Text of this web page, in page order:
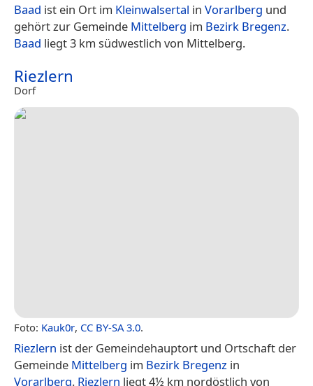
Baad ist ein Ort im Kleinwalsertal in Vorarlberg und
gehört zur Gemeinde Mittelberg im Bezirk Bregenz.
Baad liegt 3 km südwestlich von Mittelberg.
Riezlern
Dorf
Foto: Kauk0r, CC BY-SA 3.0.
Riezlern ist der Gemeindehauptort und Ortschaft der
Gemeinde Mittelberg im Bezirk Bregenz in
Vorarlberg. Riezlern liegt 4½ km nordöstlich von